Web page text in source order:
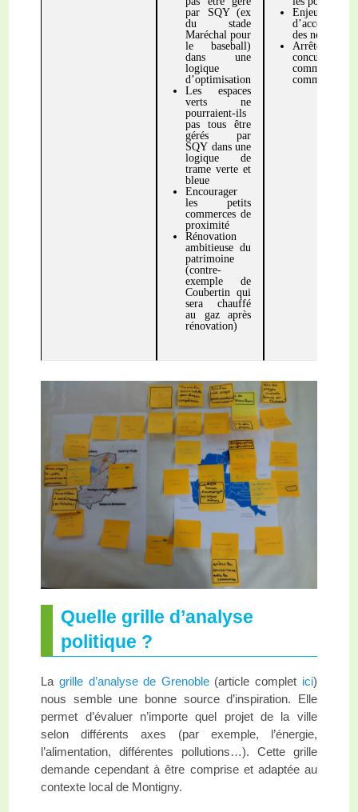
par SQY (ex
du stade
Maréchal pour
le baseball)
dans une
logique
d’optimisation
Les espaces
verts ne
pourraient-ils
pas tous être
gérés par
SQY dans une
logique de
trame verte et
bleue
Encourager
les petits
commerces de
proximité
Rénovation
ambitieuse du
patrimoine
(contre-
exemple de
Coubertin qui
sera chauffé
au gaz après
rénovation)
Enjeu
des nouveaux
concurrences
communes
commerciaux)
Quelle grille d’analyse
politique ?
La grille d’analyse de Grenoble(article complet ici)
nous semble une bonne source d’inspiration. Elle
permet d’évaluer n’importe quel projet de la ville
selon différents axes (par exemple, l’énergie,
l’alimentation, différentes pollutions…). Cette grille
demande cependant à être comprise et adaptée au
contexte local de Montigny.